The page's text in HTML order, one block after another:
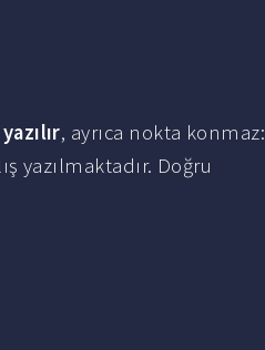
yazılır, ayrıca nokta konmaz:
yazılmaktadır. Doğru